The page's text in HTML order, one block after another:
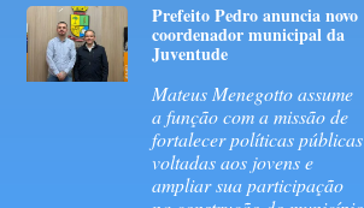
Prefeito Pedro anuncia novo
coordenador municipal da
Juventude
Mateus Menegotto assume
a função com a missão de
fortalecer políticas públicas
voltadas aos jovens e
ampliar sua participação